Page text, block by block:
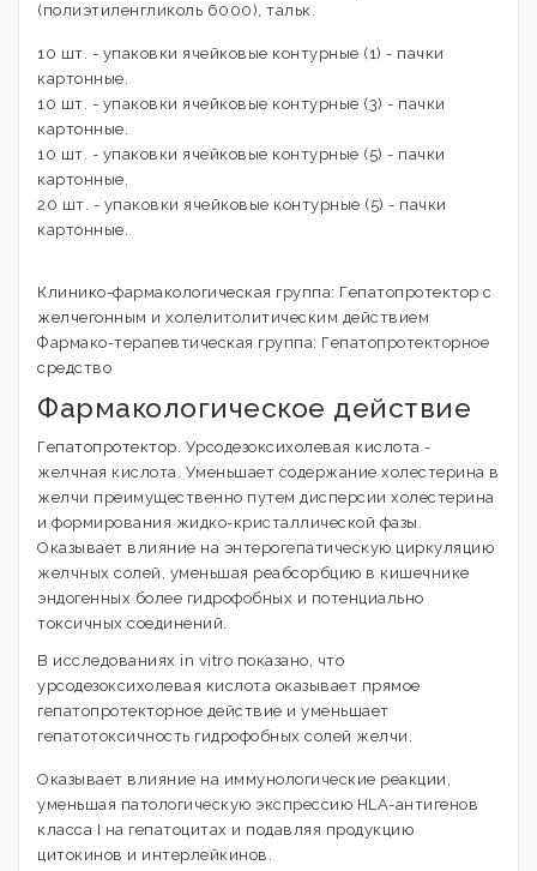
(полиэтиленгликоль 6000), тальк.
10 шт. - упаковки ячейковые контурные (1) - пачки
картонные.
10 шт. - упаковки ячейковые контурные (3) - пачки
картонные.
10 шт. - упаковки ячейковые контурные (5) - пачки
картонные.
20 шт. - упаковки ячейковые контурные (5) - пачки
картонные.
Клинико-фармакологическая группа: Гепатопротектор с
желчегонным и холелитолитическим действием
Фармако-терапевтическая группа: Гепатопротекторное
средство
Фармакологическое действие
Гепатопротектор. Урсодезоксихолевая кислота -
желчная кислота. Уменьшает содержание холестерина в
желчи преимущественно путем дисперсии холестерина
и формирования жидко-кристаллической фазы.
Оказывает влияние на энтерогепатическую циркуляцию
желчных солей, уменьшая реабсорбцию в кишечнике
эндогенных более гидрофобных и потенциально
токсичных соединений.
В исследованиях in vitro показано, что
урсодезоксихолевая кислота оказывает прямое
гепатопротекторное действие и уменьшает
гепатотоксичность гидрофобных солей желчи.
Оказывает влияние на иммунологические реакции,
уменьшая патологическую экспрессию HLA-антигенов
класса I на гепатоцитах и подавляя продукцию
цитокинов и интерлейкинов.